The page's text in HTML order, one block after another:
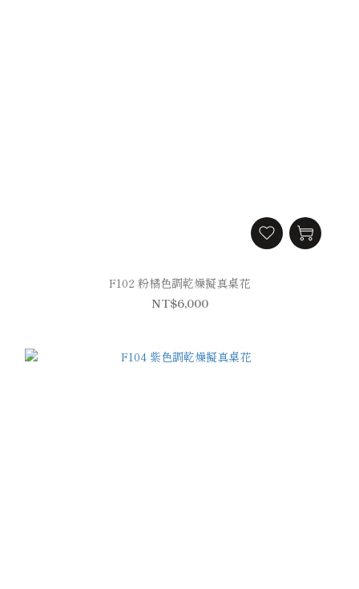
F102 粉橘色調乾燥擬真桌花
NT$6,000